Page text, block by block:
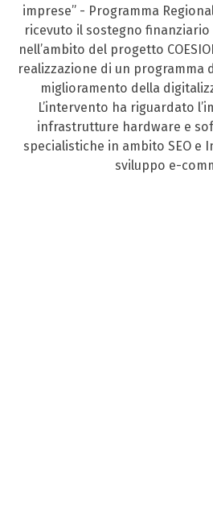
imprese” - Programma
ricevuto il sostegno finanziario
nell’ambito del progetto
realizzazione di un programma
miglioramento della
L’intervento ha riguardato
infrastrutture hardware e
specialistiche in ambito SEO e
sviluppo e-